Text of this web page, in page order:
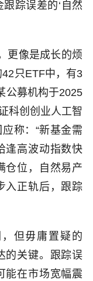
踪误差的‘自然
更像是成长的烦
只ETF中，有3
公募机构于2025
科创创业人工智
称：“新基金需
逢高波动指数快
仓位，自然易产
入正轨后，跟踪
但毋庸置疑的
的关键。跟踪误
能在市场宽幅震